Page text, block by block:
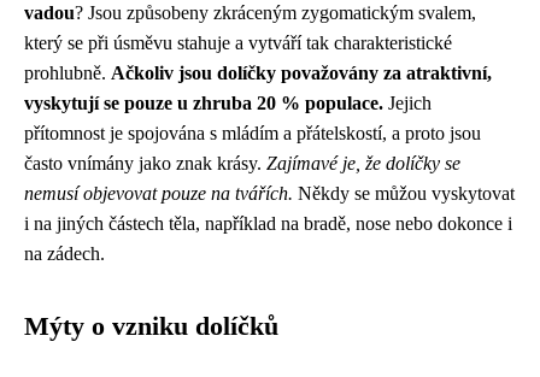
vadou? Jsou způsobeny zkráceným zygomatickým svalem,
který se při úsměvu stahuje a vytváří tak charakteristické
prohlubně. Ačkoliv jsou dolíčky považovány za atraktivní,
vyskytují se pouze u zhruba 20 % populace. Jejich
přítomnost je spojována s mládím a přátelskostí, a proto jsou
často vnímány jako znak krásy. Zajímavé je, že dolíčky se
nemusí objevovat pouze na tvářích. Někdy se můžou vyskytovat
i na jiných částech těla, například na bradě, nose nebo dokonce i
na zádech.
Mýty o vzniku dolíčků